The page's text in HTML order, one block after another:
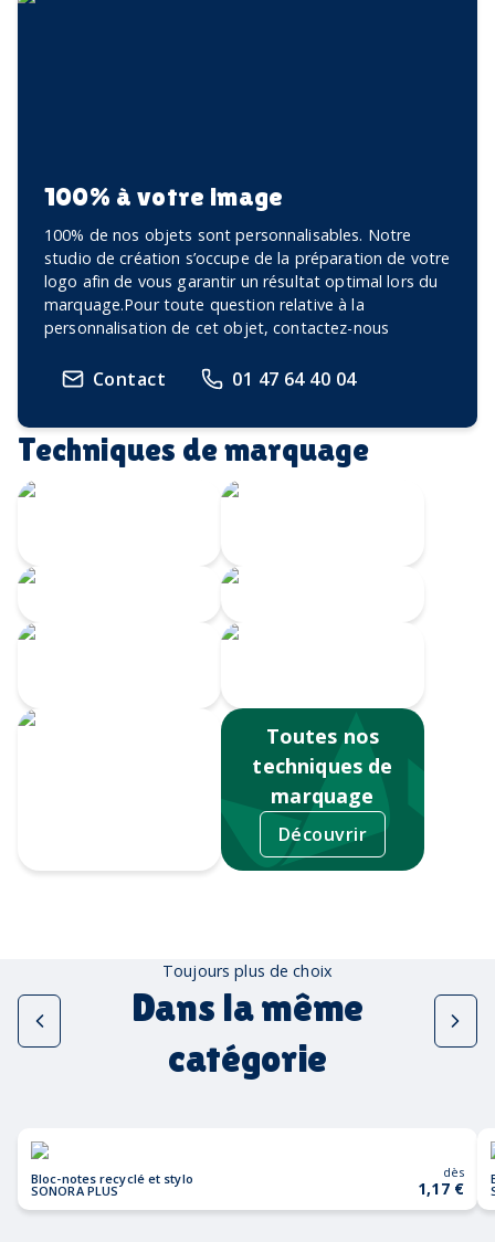
100% à votre image
100% de nos objets sont personnalisables. Notre
studio de création s’occupe de la préparation de votre
logo afin de vous garantir un résultat optimal lors du
marquage.Pour toute question relative à la
personnalisation de cet objet, contactez-nous
Contact 01 47 64 40 04
Techniques de marquage
Toutes nos
techniques de
marquage
Découvrir
Toujours plus de choix
Dans la même
catégorie
Bloc-notes recyclé et stylo
SONORA PLUS
dès
1,17 €